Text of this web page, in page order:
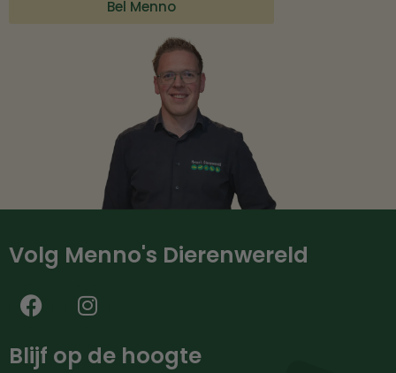
Bel Menno
Volg Menno's Dierenwereld
Blijf op de hoogte